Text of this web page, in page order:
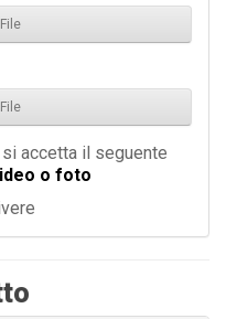
accetta il seguente
o foto